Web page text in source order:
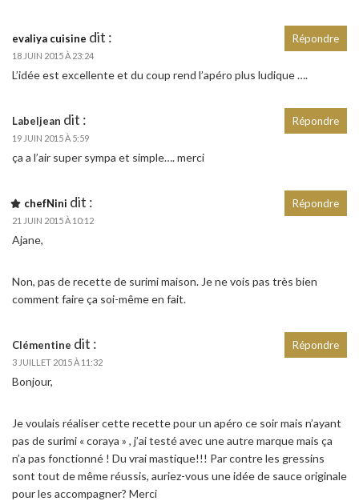
evaliya cuisine dit :
18 JUIN 2015 À 23:24
L’idée est excellente et du coup rend l’apéro plus ludique ….
Répondre
Labeljean dit :
19 JUIN 2015 À 5:59
ça a l’air super sympa et simple…. merci
Répondre
chefNini dit :
21 JUIN 2015 À 10:12
Ajane,
Non, pas de recette de surimi maison. Je ne vois pas très bien
comment faire ça soi-même en fait.
Répondre
Clémentine dit :
3 JUILLET 2015 À 11:32
Bonjour,
Je voulais réaliser cette recette pour un apéro ce soir mais n’ayant
pas de surimi « coraya » , j’ai testé avec une autre marque mais ça
n’a pas fonctionné ! Du vrai mastique!!! Par contre les gressins
sont tout de même réussis, auriez-vous une idée de sauce originale
pour les accompagner? Merci
Répondre